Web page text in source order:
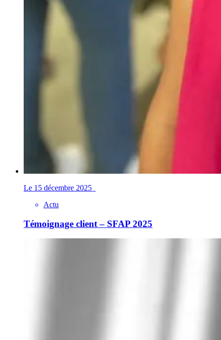
Le 15 décembre 2025
Actu
Témoignage client – SFAP 2025